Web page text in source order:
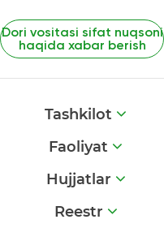
Dori vositasi sifat nuqsoni
haqida xabar berish
Tashkilot
Faoliyat
Hujjatlar
Reestr